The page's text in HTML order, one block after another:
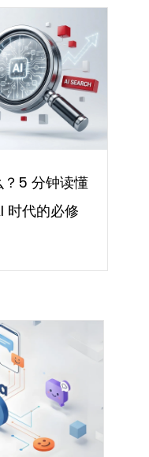
？5 分钟读懂
时代的必修